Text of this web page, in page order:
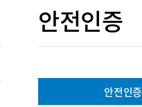
안전인증
안전인증